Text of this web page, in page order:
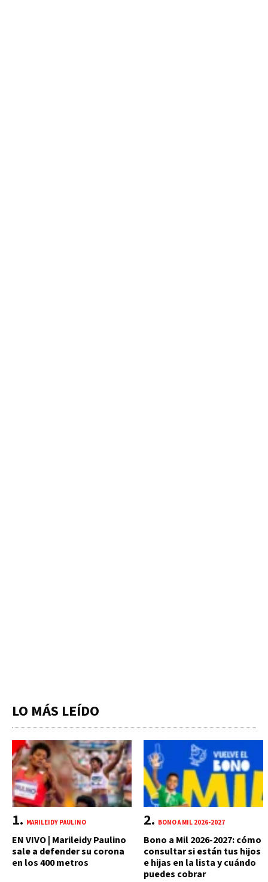
LO MÁS LEÍDO
MARILEIDY PAULINO
EN VIVO | Marileidy Paulino
sale a defender su corona
en los 400 metros
BONO A MIL 2026-2027
Bono a Mil 2026-2027: cómo
consultar si están tus hijos
e hijas en la lista y cuándo
puedes cobrar